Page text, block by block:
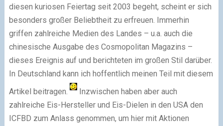
diesen kuriosen Feiertag seit 2003 begeht, scheint er sich
besonders großer Beliebtheit zu erfreuen. Immerhin
griffen zahlreiche Medien des Landes – u.a. auch die
chinesische Ausgabe des Cosmopolitan Magazins –
dieses Ereignis auf und berichteten im großen Stil darüber.
In Deutschland kann ich hoffentlich meinen Teil mit diesem
Artikel beitragen.
Inzwischen haben aber auch
zahlreiche Eis-Hersteller und Eis-Dielen in den USA den
ICFBD zum Anlass genommen, um hier mit Aktionen